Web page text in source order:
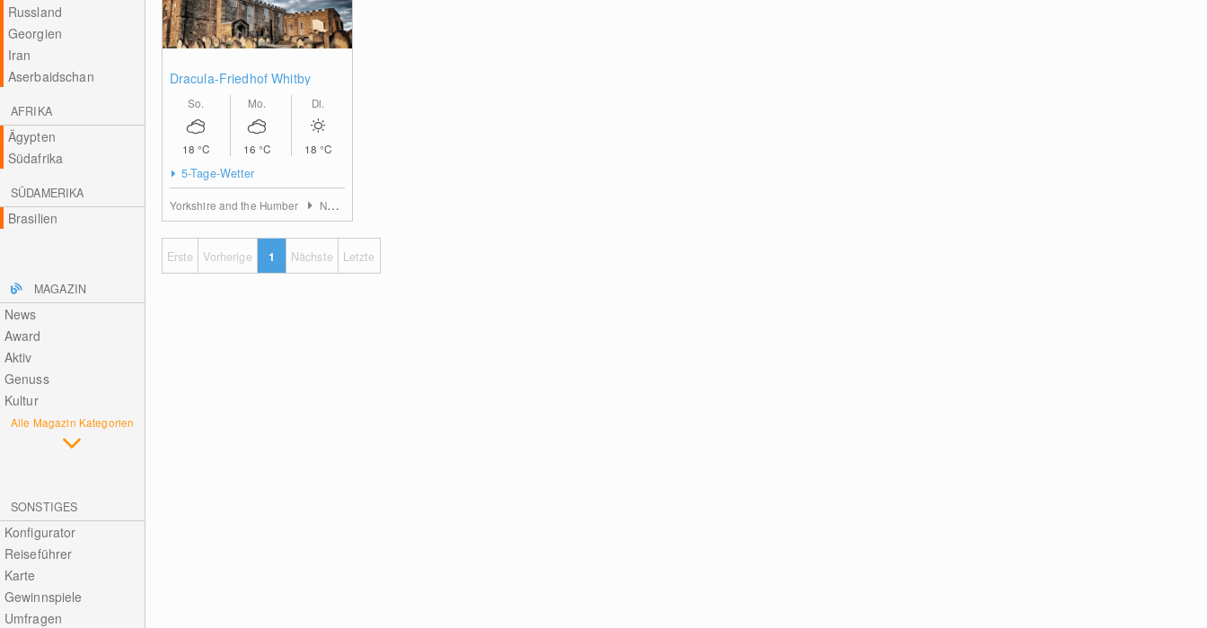
Russland
Georgien
Iran
Aserbaidschan
AFRIKA
Ägypten
Südafrika
SÜDAMERIKA
Brasilien
MAGAZIN
News
Award
Aktiv
Genuss
Kultur
Alle Magazin Kategorien
SONSTIGES
Konfigurator
Reiseführer
Karte
Gewinnspiele
Umfragen
Dracula-Friedhof Whitby
So.
18°C
Mo.
16°C
Di.
18°C
5-Tage-Wetter
Yorkshire and the Humber Nord-Yorkshire
Erste Vorherige 1 Nächste Letzte